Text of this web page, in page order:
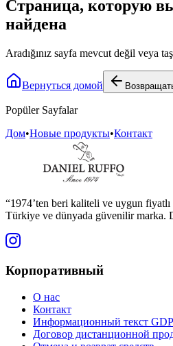
Страница, которую
найдена
Aradığınız sayfa mevcut değil veya
Вернуться домой
Popüler Sayfalar
Дом•Новые продукты•Контакт
“1974’ten beri kaliteli ve uygun fiyatlı
Türkiye ve dünyada güvenilir marka.
Корпоративный
О нас
Контакт
Информационный текст
Договор дистанционной